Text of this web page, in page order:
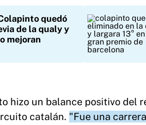
quedó
de la qualy y
mejoran
hizo un balance positivo del
catalán. "Fue una